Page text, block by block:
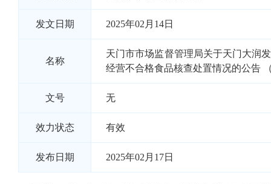
发文日期 2025年02月14日
名称
天门市市场监督管理局关于天门大润
经营不合格食品核查处置情况的公告
文号 无
效力状态 有效
发布日期 2025年02月17日